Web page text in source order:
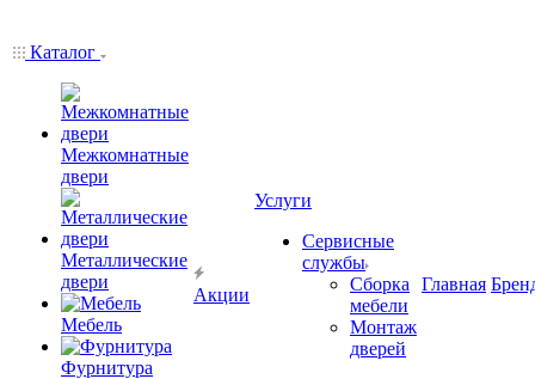
Каталог
Межкомнатные
двери
Металлические
двери
Мебель
Фурнитура
Акции
Услуги
Сервисные
службы
Сборка
мебели
Монтаж
дверей
Главная